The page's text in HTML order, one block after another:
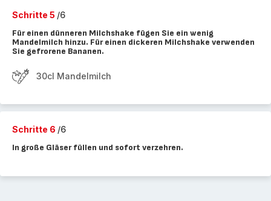
Schritte 5 /6
Für einen dünneren Milchshake fügen Sie ein wenig
Mandelmilch hinzu. Für einen dickeren Milchshake verwenden
Sie gefrorene Bananen.
30cl Mandelmilch
Schritte 6 /6
In große Gläser füllen und sofort verzehren.